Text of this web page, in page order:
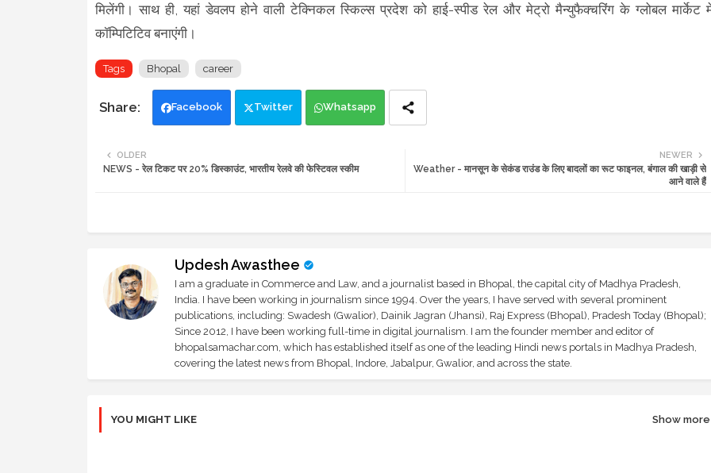
मिलेंगी। साथ ही, यहां डेवलप होने वाली टेक्निकल स्किल्स प्रदेश को हाई-स्पीड रेल और मेट्रो मैन्युफैक्चरिंग के ग्लोबल मार्केट
कॉम्पिटिटिव बनाएंगी।
Tags Bhopal career
Facebook Twitter Whatsapp
NEWER
Weather - मानसून के सेकंड राउंड के लिए बादलों का रूट फाइनल, बंगाल की खाड़ी से
आने वाले हैं
OLDER
NEWS - रेल टिकट पर 20% डिस्काउंट, भारतीय रेलवे की फेस्टिवल स्कीम
Updesh Awasthee
I am a graduate in Commerce and Law, and a journalist based in Bhopal, the capital city of Madhya Pradesh,
India. I have been working in journalism since 1994. Over the years, I have served with several prominent
publications, including: Swadesh (Gwalior), Dainik Jagran (Jhansi), Raj Express (Bhopal), Pradesh Today (Bhopal);
Since 2012, I have been working full-time in digital journalism. I am the founder member and editor of
bhopalsamachar.com, which has established itself as one of the leading Hindi news portals in Madhya Pradesh,
covering the latest news from Bhopal, Indore, Jabalpur, Gwalior, and across the state.
YOU MIGHT LIKE Show more